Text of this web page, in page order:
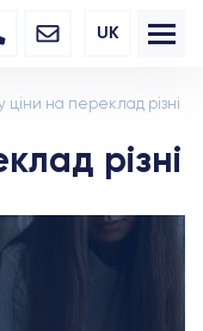
UK
ціни на переклад різні
різні